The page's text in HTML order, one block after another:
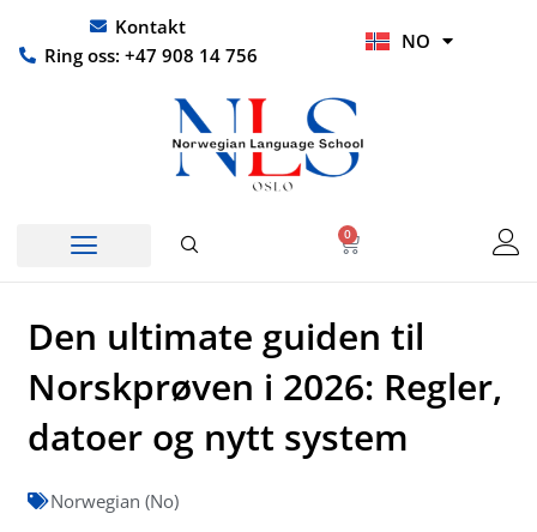
rett
Kontakt
Ring oss: +47 908 14 756
NO
HI
0
Handlekurv
Den ultimate guiden til
Norskprøven i 2026: Regler,
datoer og nytt system
Norwegian (No)